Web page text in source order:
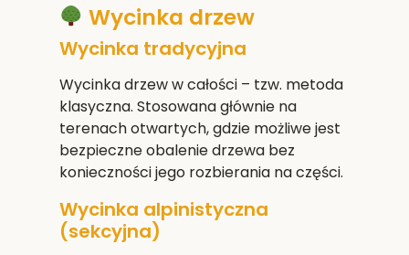
Wycinka drzew
Wycinka tradycyjna
Wycinka drzew w całości – tzw. metoda
klasyczna. Stosowana głównie na
terenach otwartych, gdzie możliwe jest
bezpieczne obalenie drzewa bez
konieczności jego rozbierania na części.
Wycinka alpinistyczna
(sekcyjna)